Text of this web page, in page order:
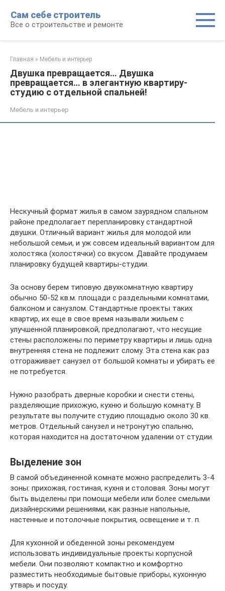
контенту
Сам себе строитель
Все о строительстве и ремонте
Главная » Мебель и интерьер
Двушка превращается… Двушка
превращается… в элегантную квартиру-
студию с отдельной спальней!
Мебель и интерьер
Нескучный формат жилья в самом заурядном спальном
районе предполагает перепланировку стандартной
двушки. Отличный вариант жилья для молодой или
небольшой семьи, и уж совсем идеальный вариантом для
холостяка (холостячки) со вкусом. Давайте продумаем
планировку будущей квартиры-студии.
За основу берем типовую двухкомнатную квартиру
обычно 50-52 кв.м. площади с раздельными комнатами,
балконом и санузлом. Стандартные проекты таких
квартир, их еще в свое время называли жильем с
улучшенной планировкой, предполагают, что несущие
стены расположены по периметру квартиры и лишь одна
внутренняя стена не подлежит слому. Эта стена как раз
отгораживает санузел от большой комнаты и убирать ее
не потребуется.
Нужно разобрать дверные коробки и снести стены,
разделяющие прихожую, кухню и большую комнату. В
результате вы получите студию площадью около 30 кв.
метров. Отдельный санузел и нетронутую спальню,
которая находится на достаточном удалении от студии.
Выделение зон
В самой объединенной комнате можно распределить 3-4
зоны: прихожая, гостиная, кухня и столовая. Зоны могут
быть выделены при помощи мебели или более смелыми
дизайнерскими решениями, как разные напольные,
настенные и потолочные покрытия, освещение и т. п.
Для кухонной и обеденной зоны рекомендуем
использовать индивидуальные проекты корпусной
мебели. Они позволяют компактно и комфортно
разместить необходимые бытовые приборы, кухонную
утварь и посуду.